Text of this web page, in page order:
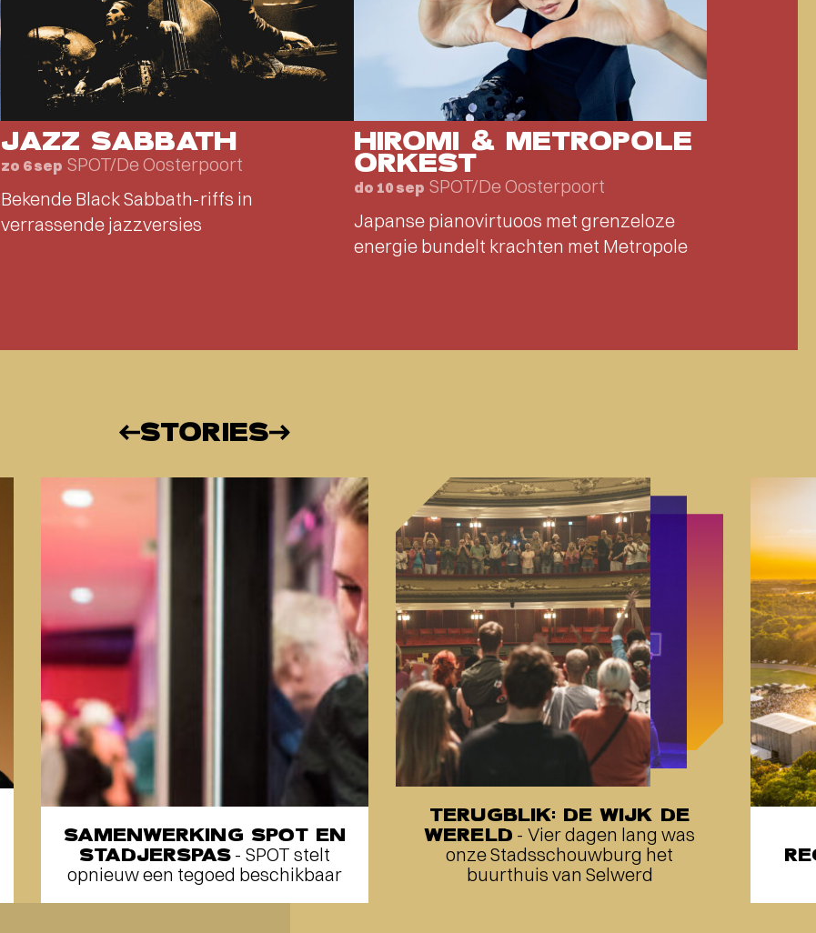
JAZZ SABBATH
zo 6 sep SPOT/De Oosterpoort
Bekende Black Sabbath-riffs in
verrassende jazzversies
HIROMI & METROPOLE
ORKEST
do 10 sep SPOT/De Oosterpoort
Japanse pianovirtuoos met grenzeloze
energie bundelt krachten met Metropole
STORIES
SAMENWERKING SPOT EN
STADJERSPAS - SPOT stelt
opnieuw een tegoed beschikbaar
TERUGBLIK: DE WIJK DE
WERELD - Vier dagen lang was
onze Stadsschouwburg het
buurthuis van Selwerd